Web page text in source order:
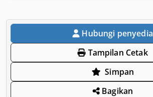
Hubungi penyedia
Tampilan Cetak
Simpan
Bagikan